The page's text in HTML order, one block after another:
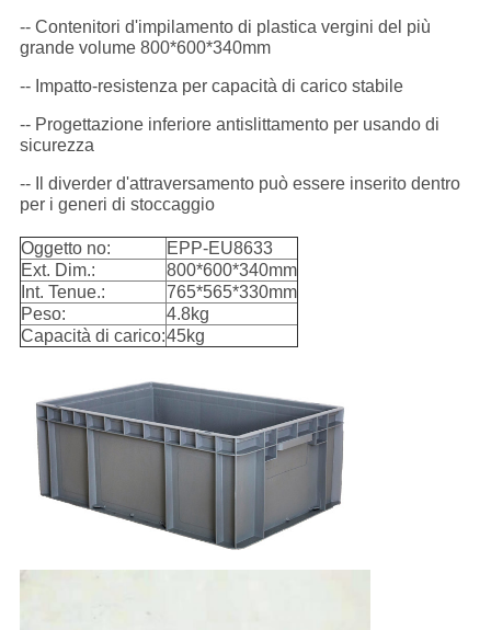
-- Contenitori d'impilamento di plastica vergini del più
grande volume 800*600*340mm
-- Impatto-resistenza per capacità di carico stabile
-- Progettazione inferiore antislittamento per usando di
sicurezza
-- Il diverder d'attraversamento può essere inserito dentro
per i generi di stoccaggio
Oggetto no:
EPP-EU8633
Ext. Dim.:
800*600*340mm
Int. Tenue.:
765*565*330mm
Peso:
4.8kg
Capacità di carico:45kg